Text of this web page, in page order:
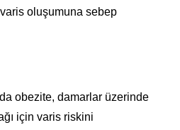
oluşumuna sebep
obezite, damarlar üzerinde
için varis riskini